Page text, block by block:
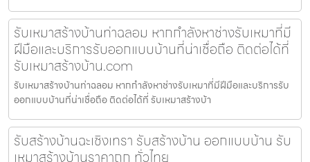
รับเหมาสร้างบ้านท่าฉลอม หากกำลังหาช่างรับเหมาที่มี
ฝีมือและบริการรับออกแบบบ้านที่น่าเชื่อถือ ติดต่อได้ที่
รับเหมาสร้างบ้าน.com
รับเหมาสร้างบ้านท่าฉลอม หากกำลังหาช่างรับเหมาที่มีฝีมือและบริการรับ
ออกแบบบ้านที่น่าเชื่อถือ ติดต่อได้ที่ รับเหมาสร้างบ้า
รับสร้างบ้านฉะเชิงเทรา รับสร้างบ้าน ออกแบบบ้าน รับ
เหมาสร้างบ้านราคาถูก ทั่วไทย